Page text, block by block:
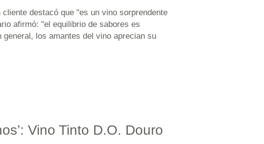
destacó que "es un vino sorprendente
afirmó: "el equilibrio de sabores es
los amantes del vino aprecian su
Vino Tinto D.O. Douro